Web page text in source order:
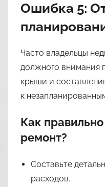
Ошибка 5:
Часто владельцы
должного внимания
крыши и
к
Как
ремонт?
Составьте
расходов.